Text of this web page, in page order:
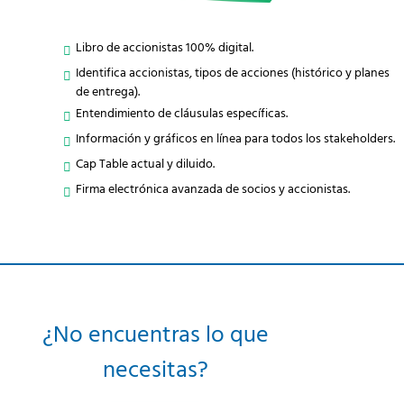
Libro de accionistas 100% digital.
Identifica accionistas, tipos de acciones (histórico y planes
de entrega).
Entendimiento de cláusulas específicas.
Información y gráficos en línea para todos los stakeholders.
Cap Table actual y diluido.
Firma electrónica avanzada de socios y accionistas.
¿No encuentras lo que
necesitas?